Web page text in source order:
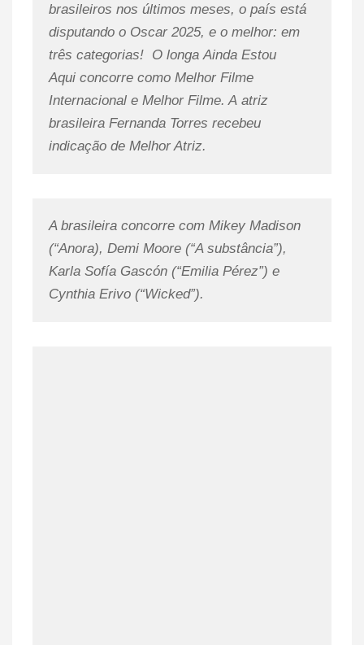
brasileiros nos últimos meses, o país está
disputando o Oscar 2025, e o melhor: em
três categorias! O longaAinda Estou
Aqui concorre como Melhor Filme
Internacional e Melhor Filme. A atriz
brasileira Fernanda Torres recebeu
indicação de Melhor Atriz.
A brasileira concorre com Mikey Madison
(“Anora), Demi Moore (“A substância”),
Karla Sofía Gascón (“Emilia Pérez”) e
Cynthia Erivo (“Wicked”).